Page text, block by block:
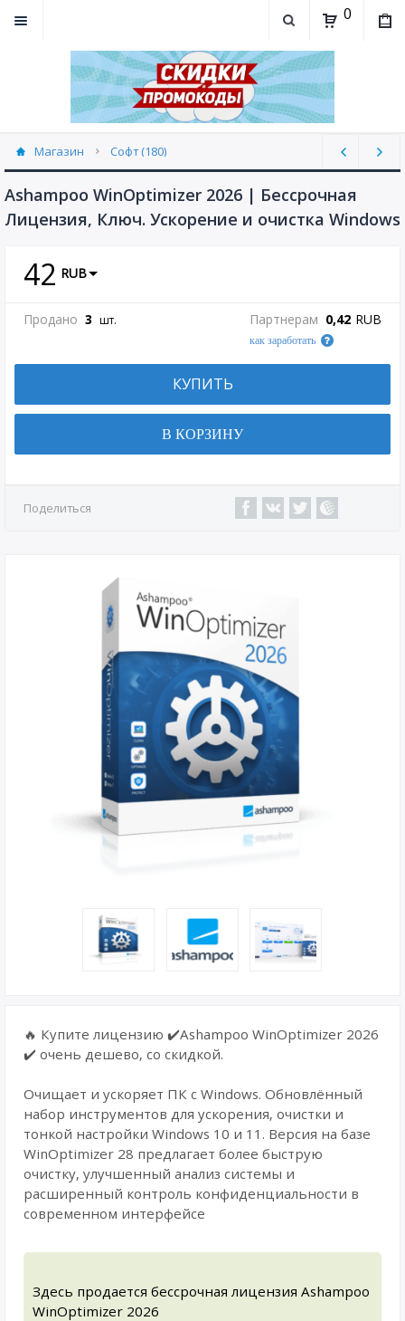
0
Магазин Софт (180)
Ashampoo WinOptimizer 2026 | Бессрочная
Лицензия, Ключ. Ускорение и очистка Windows
42 RUB
Продано 3 шт. Партнерам 0,42 RUB
как заработать
КУПИТЬ
В КОРЗИНУ
Поделиться
🔥 Купите лицензию ✔️Ashampoo WinOptimizer 2026
✔️ очень дешево, со скидкой.
Очищает и ускоряет ПК с Windows. Обновлённый
набор инструментов для ускорения, очистки и
тонкой настройки Windows 10 и 11. Версия на базе
WinOptimizer 28 предлагает более быструю
очистку, улучшенный анализ системы и
расширенный контроль конфиденциальности в
современном интерфейсе
Здесь продается бессрочная лицензия Ashampoo
WinOptimizer 2026